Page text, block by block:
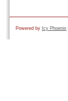
Powered by Icy Phoenix